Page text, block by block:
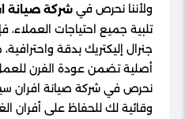
ولأننا نحرص في شركة صيانة
تلبية جميع احتياجات العملاء،
جنرال إليكتريك بدقة
أصلية تضمن عودة الفرن للعمل
نحرص في شركة صيانة افران
وقائية لك للحفاظ على أفران